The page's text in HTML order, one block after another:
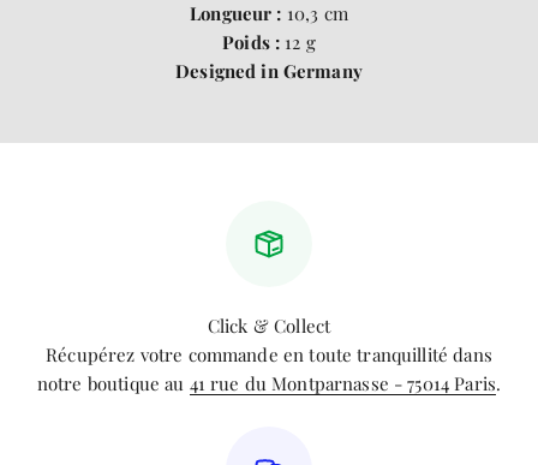
Longueur : 10,3 cm
Poids : 12 g
Designed in Germany
Click & Collect
Récupérez votre commande en toute tranquillité dans
notre boutique au 41 rue du Montparnasse - 75014 Paris.